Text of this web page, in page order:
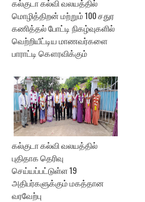
கல்குடா கல்வி வலயத்தில்
மொழித்திறன் மற்றும் 100 சதுர
கணித்தல் போட்டி நிகழ்வுகளில்
வெற்றியீட்டிய மாணவர்களை
பாராட்டி கௌரவிக்கும்
கல்குடா கல்வி வலயத்தில்
புதிதாக தெரிவு
செய்யப்பட்டுள்ள 19
அதிபர்களுக்கும் மகத்தான
வரவேற்பு